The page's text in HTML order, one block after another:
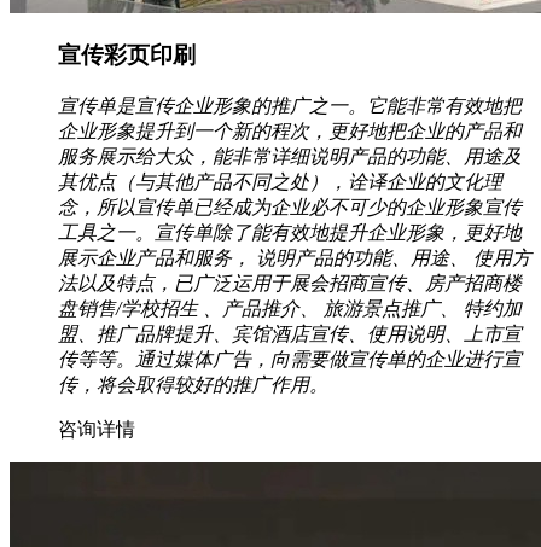
宣传彩页印刷
宣传单是宣传企业形象的推广之一。它能非常有效地把
企业形象提升到一个新的程次，更好地把企业的产品和
服务展示给大众，能非常详细说明产品的功能、用途及
其优点（与其他产品不同之处），诠译企业的文化理
念，所以宣传单已经成为企业必不可少的企业形象宣传
工具之一。宣传单除了能有效地提升企业形象，更好地
展示企业产品和服务， 说明产品的功能、用途、 使用方
法以及特点，已广泛运用于展会招商宣传、房产招商楼
盘销售/学校招生 、产品推介、 旅游景点推广、 特约加
盟、推广品牌提升、宾馆酒店宣传、使用说明、上市宣
传等等。通过媒体广告，向需要做宣传单的企业进行宣
传，将会取得较好的推广作用。
咨询详情